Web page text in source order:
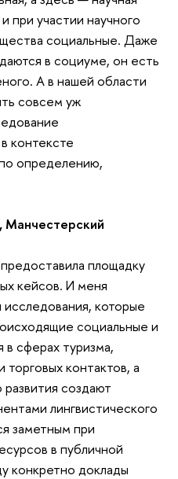
при участии научного
социальные. Даже
в социуме, он есть
А в нашей области
совсем уж
контексте
определению,
площадку
кейсов. И меня
которые
социальные и
сферах туризма,
контактов, а
создают
лингвистического
заметным при
в публичной
конкретно доклады